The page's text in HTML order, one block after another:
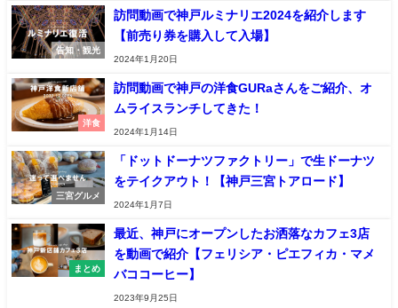
告知・観光
訪問動画で神戸ルミナリエ2024を紹介します
【前売り券を購入して入場】
2024年1月20日
洋食
訪問動画で神戸の洋食GURaさんをご紹介、オ
ムライスランチしてきた！
2024年1月14日
三宮グルメ
「ドットドーナツファクトリー」で生ドーナツ
をテイクアウト！【神戸三宮トアロード】
2024年1月7日
まとめ
最近、神戸にオープンしたお洒落なカフェ3店
を動画で紹介【フェリシア・ピエフィカ・マメ
バココーヒー】
2023年9月25日